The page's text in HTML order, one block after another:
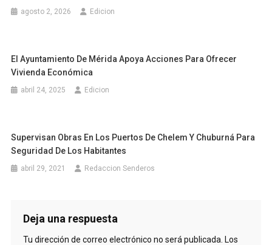
agosto 2, 2026 Edicion
El Ayuntamiento De Mérida Apoya Acciones Para Ofrecer
Vivienda Económica
abril 24, 2025 Edicion
Supervisan Obras En Los Puertos De Chelem Y Chuburná Para
Seguridad De Los Habitantes
abril 29, 2021 Redaccion Senderos
Deja una respuesta
Tu dirección de correo electrónico no será publicada. Los